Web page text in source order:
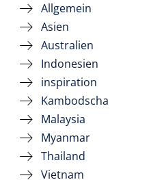
Allgemein
Asien
Australien
Indonesien
inspiration
Kambodscha
Malaysia
Myanmar
Thailand
Vietnam